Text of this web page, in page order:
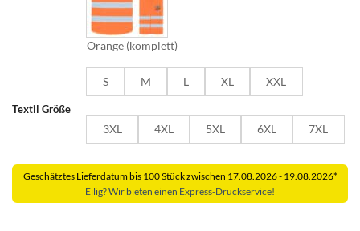
Orange (komplett)
Textil Größe
S M L XL XXL
3XL 4XL 5XL 6XL 7XL
Geschätztes Lieferdatum bis 100 Stück zwischen 17.08.2026 - 19.08.2026*
Eilig? Wir bieten einen Express-Druckservice!